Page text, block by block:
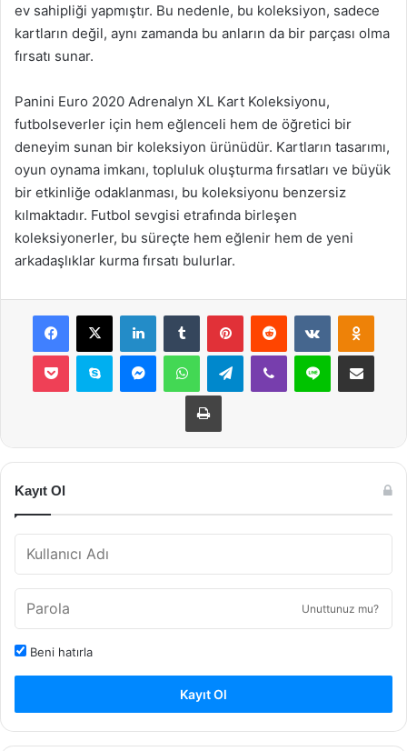
ev sahipliği yapmıştır. Bu nedenle, bu koleksiyon, sadece
kartların değil, aynı zamanda bu anların da bir parçası olma
fırsatı sunar.
Panini Euro 2020 Adrenalyn XL Kart Koleksiyonu,
futbolseverler için hem eğlenceli hem de öğretici bir
deneyim sunan bir koleksiyon ürünüdür. Kartların tasarımı,
oyun oynama imkanı, topluluk oluşturma fırsatları ve büyük
bir etkinliğe odaklanması, bu koleksiyonu benzersiz
kılmaktadır. Futbol sevgisi etrafında birleşen
koleksiyonerler, bu süreçte hem eğlenir hem de yeni
arkadaşlıklar kurma fırsatı bulurlar.
Facebook
X LinkedInTumblr PinterestReddit VKontakte
Pocket Skype MessengerWhatsAppTelegramViber Line E-Posta ile
Yazdır
Kayıt Ol
Unuttunuz mu?
Beni hatırla
Kayıt Ol